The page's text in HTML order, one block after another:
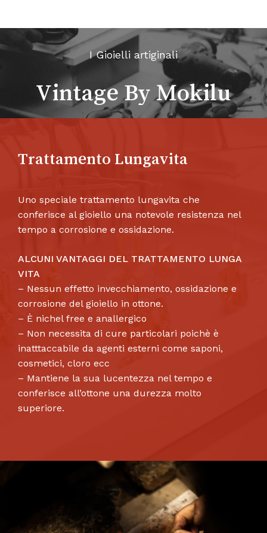
I Gioielli artiginali
Vintage By Mokilu
Trattamento Lungavita
Uno speciale trattamento lungavita che
conferisce al gioiello una notevole resistenza nel
tempo a corrosione e ossidazione.
ALCUNI VANTAGGI DEL TRATTAMENTO LUNGA
VITA
– Nessun effetto invecchiamento, ossidazione e
corrosione del gioiello in ottone.
– È nichel free e anallergico
– Non necessita di cure particolari poichè è
inatttaccabile da agenti esterni come saponi,
cosmetici, cloro ecc
– Mantiene la sua lucentezza nel tempo e
conferisce all’ottone una durezza molto
superiore.